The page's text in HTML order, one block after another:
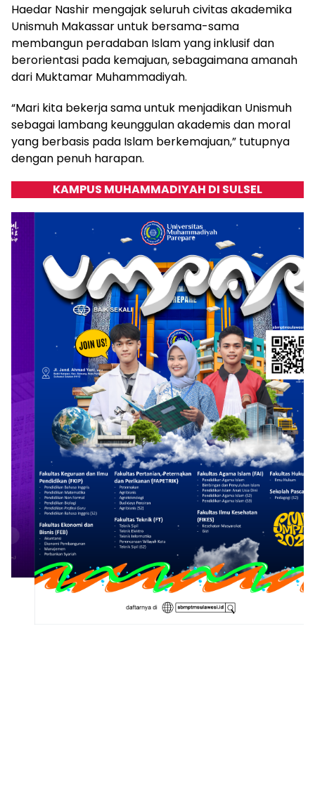
Haedar Nashir mengajak seluruh civitas akademika
Unismuh Makassar untuk bersama-sama
membangun peradaban Islam yang inklusif dan
berorientasi pada kemajuan, sebagaimana amanah
dari Muktamar Muhammadiyah.
“Mari kita bekerja sama untuk menjadikan Unismuh
sebagai lambang keunggulan akademis dan moral
yang berbasis pada Islam berkemajuan,” tutupnya
dengan penuh harapan.
KAMPUS MUHAMMADIYAH DI SULSEL